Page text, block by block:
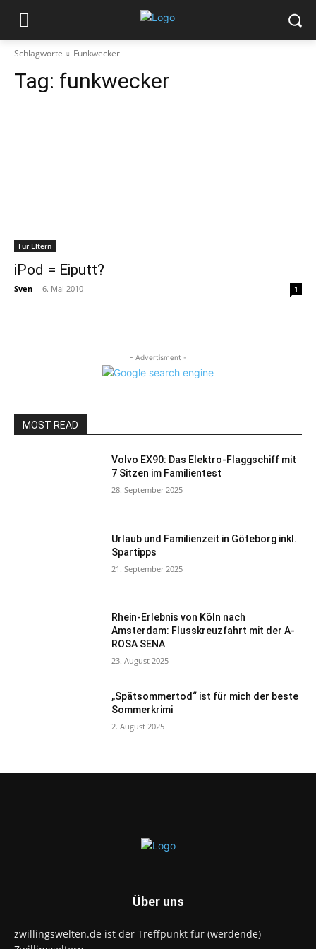
Schlagworte Funkwecker
Tag: funkwecker
Für Eltern
iPod = Eiputt?
Sven - 6. Mai 2010 1
- Advertisment -
MOST READ
Volvo EX90: Das Elektro-Flaggschiff mit
7 Sitzen im Familientest
28. September 2025
Urlaub und Familienzeit in Göteborg inkl.
Spartipps
21. September 2025
Rhein-Erlebnis von Köln nach
Amsterdam: Flusskreuzfahrt mit der A-
ROSA SENA
23. August 2025
„Spätsommertod“ ist für mich der beste
Sommerkrimi
2. August 2025
Über uns
zwillingswelten.de ist der Treffpunkt für (werdende)